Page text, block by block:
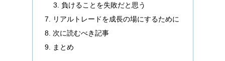
負けることを失敗だと思う
リアルトレードを成長の場にするために
次に読むべき記事
まとめ